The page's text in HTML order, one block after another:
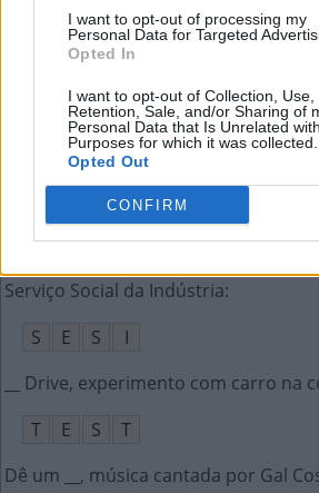
I want to opt-out of processing my
Personal Data for Targeted
Opted In
I want to opt-out of Collection, Use,
Retention, Sale, and/or Sharing of
Personal Data that Is Unrelated
Purposes for which it was collected.
Opted Out
CONFIRM
__ vera, planta com diversos usos
L O
E
Composto usado como anestésico
T E
R
“Eu te __ só pro meu prazer”, canta
R
E C R I E
I
Serviço Social da Indústria:
S
E S
I
__ Drive, experimento com carro na
T
E S
T
Dê um __, música cantada por Gal